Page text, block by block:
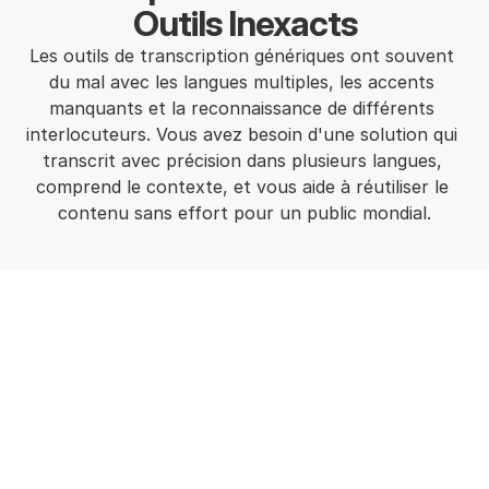
Outils Inexacts
Les outils de transcription génériques ont souvent
du mal avec les langues multiples, les accents
manquants et la reconnaissance de différents
interlocuteurs. Vous avez besoin d'une solution qui
transcrit avec précision dans plusieurs langues,
comprend le contexte, et vous aide à réutiliser le
contenu sans effort pour un public mondial.